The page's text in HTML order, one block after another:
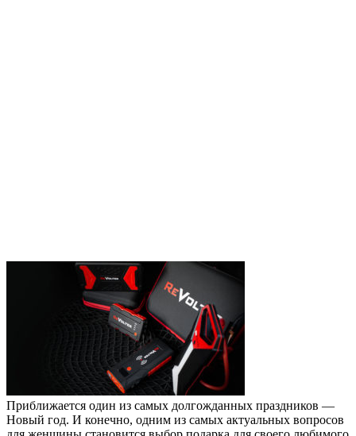
Приближается один из самых долгожданных праздников —
Новый год. И конечно, одним из самых актуальных вопросов